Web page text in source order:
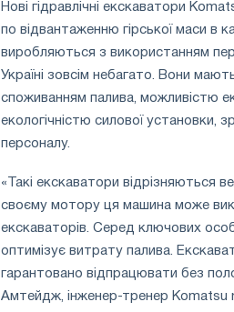
Нові гідравлічні екскаватори
по відвантаженню гірської маси в
виробляються з використанням
Україні зовсім небагато. Вони
споживанням палива, можливістю
екологічністю силової
персоналу.
«Такі екскаватори відрізняються
своєму мотору ця машина може
екскаваторів. Серед ключових
оптимізує витрату палива.
гарантовано відпрацювати без
Амтейдж, інженер-тренер Komatsu